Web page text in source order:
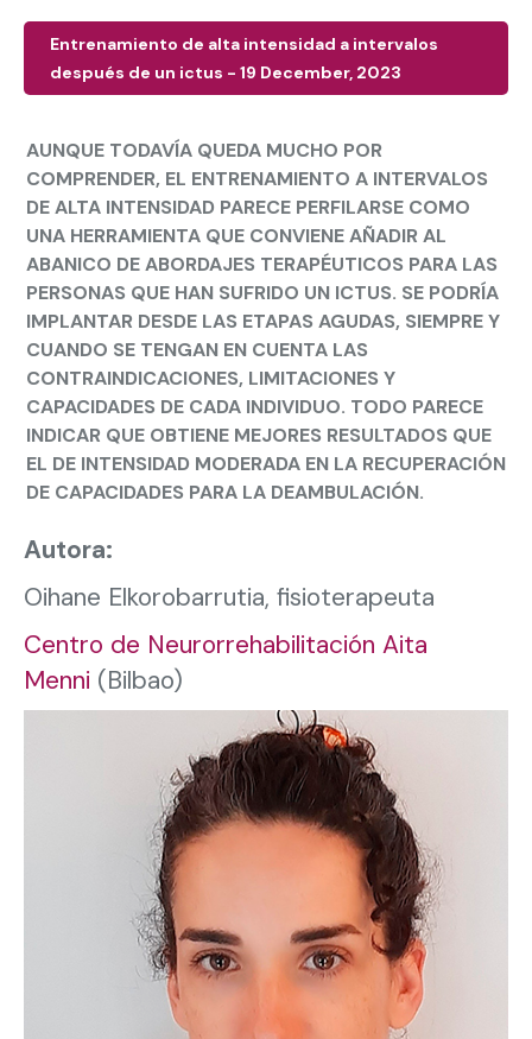
Entrenamiento de alta intensidad a intervalos
después de un ictus - 19 December, 2023
AUNQUE TODAVÍA QUEDA MUCHO POR
COMPRENDER, EL ENTRENAMIENTO A INTERVALOS
DE ALTA INTENSIDAD PARECE PERFILARSE COMO
UNA HERRAMIENTA QUE CONVIENE AÑADIR AL
ABANICO DE ABORDAJES TERAPÉUTICOS PARA LAS
PERSONAS QUE HAN SUFRIDO UN ICTUS. SE PODRÍA
IMPLANTAR DESDE LAS ETAPAS AGUDAS, SIEMPRE Y
CUANDO SE TENGAN EN CUENTA LAS
CONTRAINDICACIONES, LIMITACIONES Y
CAPACIDADES DE CADA INDIVIDUO. TODO PARECE
INDICAR QUE OBTIENE MEJORES RESULTADOS QUE
EL DE INTENSIDAD MODERADA EN LA RECUPERACIÓN
DE CAPACIDADES PARA LA DEAMBULACIÓN.
Autora:
Oihane Elkorobarrutia, fisioterapeuta
Centro de Neurorrehabilitación Aita
Menni (Bilbao)